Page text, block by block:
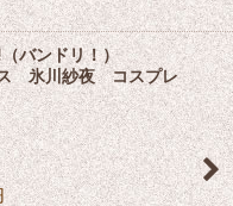
バンドリ！）
氷川紗夜 コスプレ